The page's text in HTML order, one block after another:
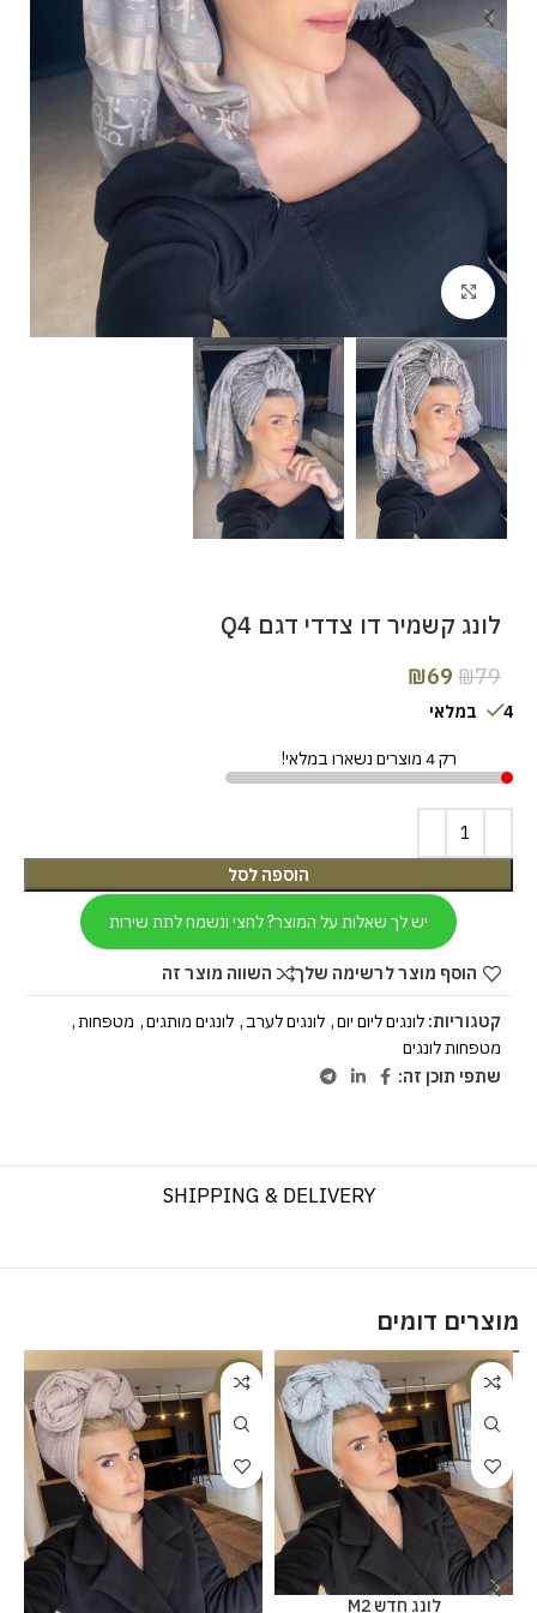
Click to enlarge
לונג קשמיר דו צדדי דגם Q4
₪79
₪69
4 במלאי
רק 4 מוצרים נשארו במלאי!
הוספה לסל
יש לך שאלות על המוצר? לחצי ונשמח לתת שירות
הוסף מוצר לרשימה שלך השווה מוצר זה
קטגוריות: לונגים ליום יום, לונגים לערב , לונגים מותגים, מטפחות,
מטפחות לונגים
שתפי תוכן זה:
SHIPPING & DELIVERY
מוצרים דומים
-20%
לונג חדש M2
-20%